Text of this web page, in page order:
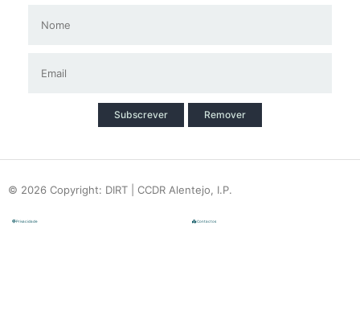
Subscrever Remover
© 2026 Copyright: DIRT | CCDR Alentejo, I.P.
Contactos
Privacidade